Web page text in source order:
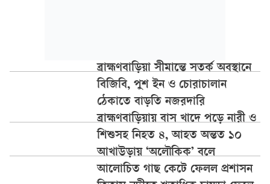
ব্রাহ্মণবাড়িয়া সীমান্তে সতর্ক অবস্থানে
বিজিবি, পুশ ইন ও চোরাচালান
ঠেকাতে বাড়তি নজরদারি
ব্রাহ্মণবাড়িয়ায় বাস খাদে পড়ে নারী ও
শিশুসহ নিহত ৪, আহত অন্তত ১০
আখাউড়ায় ‘অলৌকিক’ বলে
আলোচিত গাছ কেটে ফেলল প্রশাসন